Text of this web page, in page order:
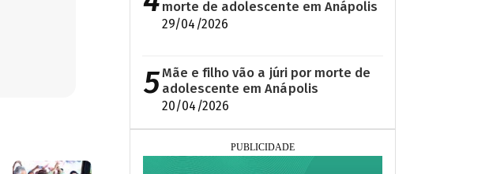
morte de adolescente em Anápolis
29/04/2026
5Mãe e filho vão a júri por morte de
adolescente em Anápolis
20/04/2026